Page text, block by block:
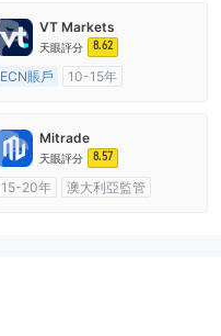
VT Markets
天眼評分 8.62
ECN賬戶
10-15年
主標MT4
Mitrade
天眼評分 8.57
15-20年
澳大利亞監管